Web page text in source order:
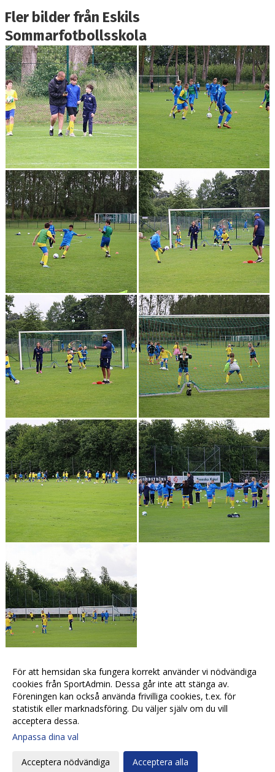
Fler bilder från Eskils
Sommarfotbollsskola
Visa fler bilder >>
Fotograf: Jonas Due
inställningar
Webbversion
För att hemsidan ska fungera korrekt använder vi nödvändiga
cookies från SportAdmin. Dessa går inte att stänga av.
Föreningen kan också använda frivilliga cookies, t.ex. för
statistik eller marknadsföring. Du väljer själv om du vill
acceptera dessa.
Anpassa dina val
Acceptera nödvändiga Acceptera alla